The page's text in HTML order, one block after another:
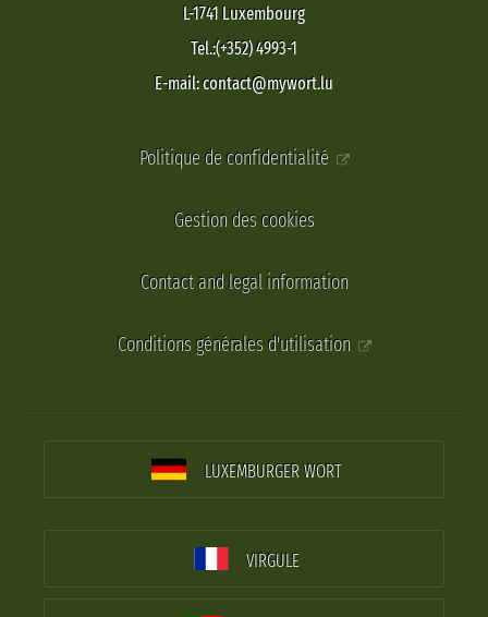
L-1741 Luxembourg
Tel.:(+352) 4993-1
E-mail: contact@mywort.lu
Politique de confidentialité
Gestion des cookies
Contact and legal information
Conditions générales d'utilisation
LUXEMBURGER WORT
VIRGULE